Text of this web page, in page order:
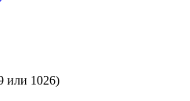
или 1026)